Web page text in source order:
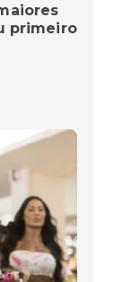
primeiro